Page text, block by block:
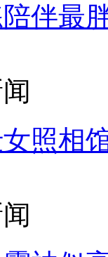
伴最
照相